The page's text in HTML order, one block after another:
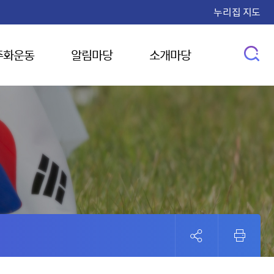
누리집 지도
운동 알림마당 소개마당